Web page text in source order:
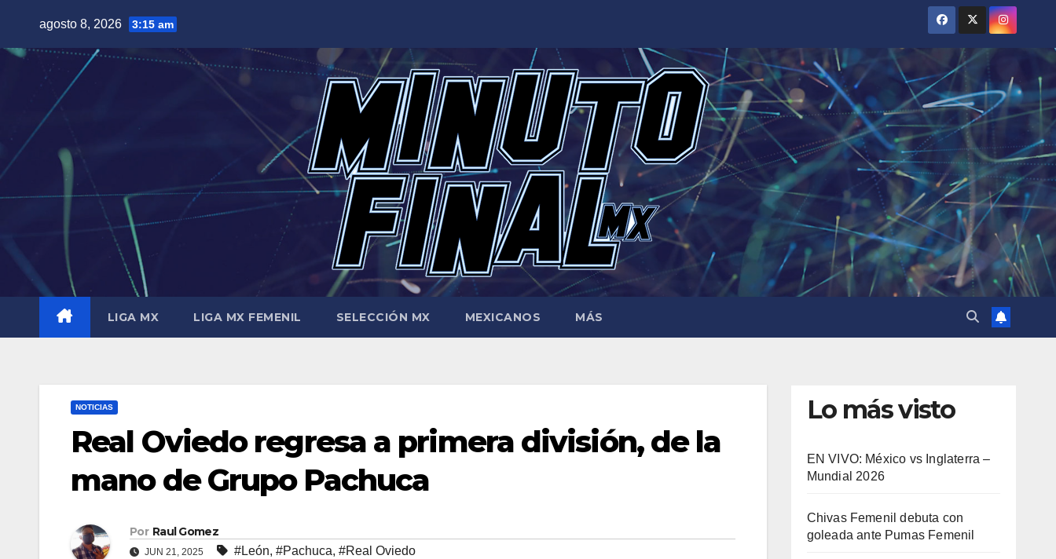
contenido
agosto 8, 2026 3:15 am
LIGA MX LIGA MX FEMENIL SELECCIÓN MX MEXICANOS MÁS
NOTICIAS
Real Oviedo regresa a primera división, de la
mano de Grupo Pachuca
Por Raul Gomez
JUN 21, 2025 #León, #Pachuca, #Real Oviedo
Lo más visto
EN VIVO: México vs Inglaterra –
Mundial 2026
Chivas Femenil debuta con
goleada ante Pumas Femenil